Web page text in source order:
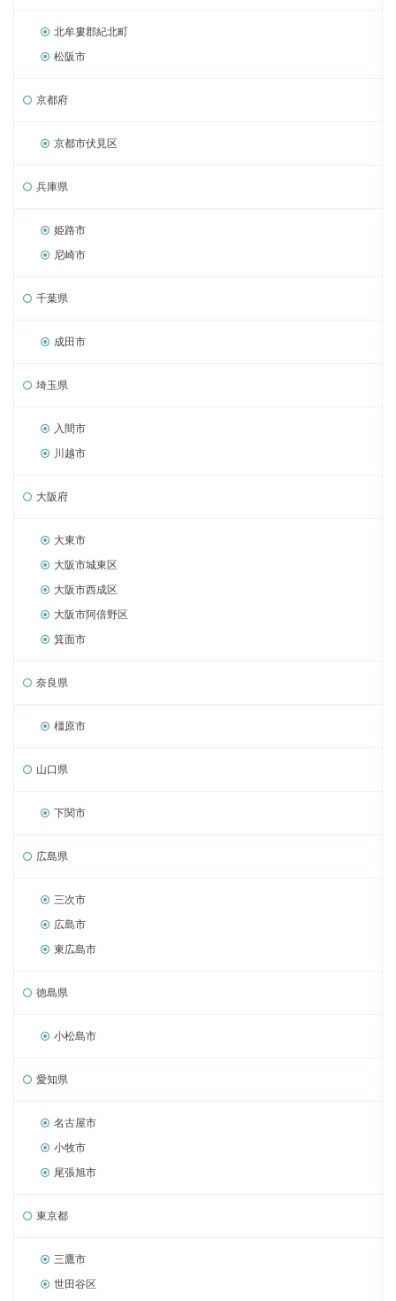
北牟婁郡紀北町
松阪市
京都府
京都市伏見区
兵庫県
姫路市
尼崎市
千葉県
成田市
埼玉県
入間市
川越市
大阪府
大東市
大阪市城東区
大阪市西成区
大阪市阿倍野区
箕面市
奈良県
橿原市
山口県
下関市
広島県
三次市
広島市
東広島市
徳島県
小松島市
愛知県
名古屋市
小牧市
尾張旭市
東京都
三鷹市
世田谷区